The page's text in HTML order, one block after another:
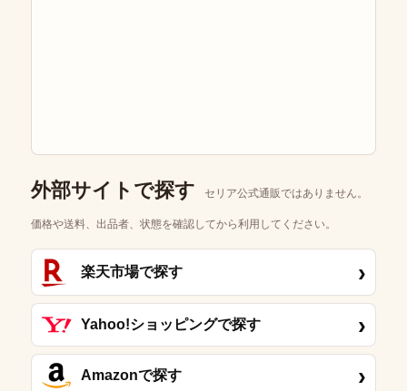
外部サイトで探す セリア公式通販ではありません。
価格や送料、出品者、状態を確認してから利用してください。
楽天市場で探す ›
Yahoo!ショッピングで探す ›
Amazonで探す ›